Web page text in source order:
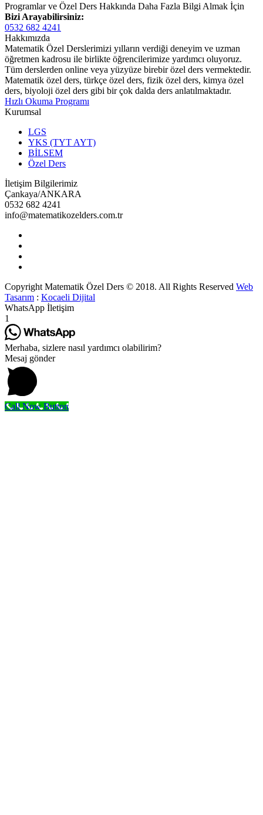
Programlar ve Özel Ders Hakkında Daha Fazla Bilgi Almak İçin
Bizi Arayabilirsiniz:
0532 682 4241
Hakkımızda
Matematik Özel Derslerimizi yılların verdiği deneyim ve uzman
öğretmen kadrosu ile birlikte öğrencilerimize yardımcı oluyoruz.
Tüm derslerden online veya yüzyüze birebir özel ders vermektedir.
Matematik özel ders, türkçe özel ders, fizik özel ders, kimya özel
ders, biyoloji özel ders gibi bir çok dalda ders anlatılmaktadır.
Hızlı Okuma Programı
Kurumsal
LGS
YKS (TYT AYT)
BİLSEM
Özel Ders
İletişim Bilgilerimiz
Çankaya/ANKARA
0532 682 4241
info@matematikozelders.com.tr
Copyright Matematik Özel Ders © 2018. All Rights Reserved Web
Tasarım : Kocaeli Dijital
WhatsApp İletişim
1
Merhaba, sizlere nasıl yardımcı olabilirim?
Mesaj gönder
Call Now Button